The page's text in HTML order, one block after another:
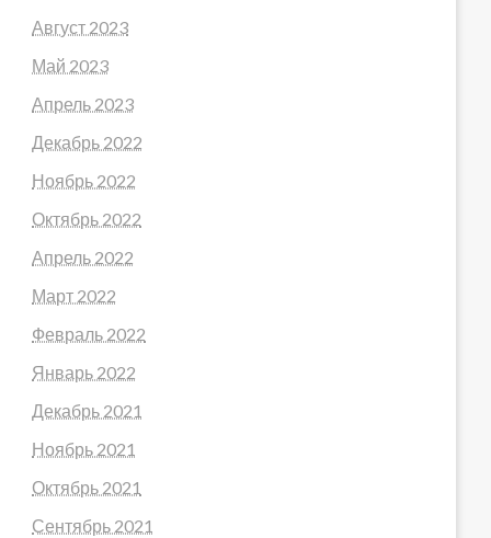
Август 2023
Май 2023
Апрель 2023
Декабрь 2022
Ноябрь 2022
Октябрь 2022
Апрель 2022
Март 2022
Февраль 2022
Январь 2022
Декабрь 2021
Ноябрь 2021
Октябрь 2021
Сентябрь 2021